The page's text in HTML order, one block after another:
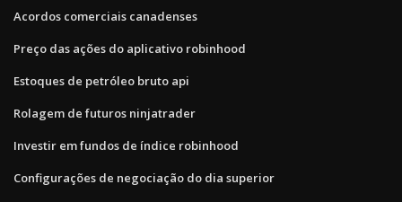
Acordos comerciais canadenses
Preço das ações do aplicativo robinhood
Estoques de petróleo bruto api
Rolagem de futuros ninjatrader
Investir em fundos de índice robinhood
Configurações de negociação do dia superior